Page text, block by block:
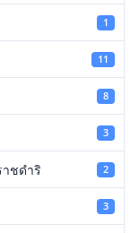
1
11
8
3
าชดำริ 2
3